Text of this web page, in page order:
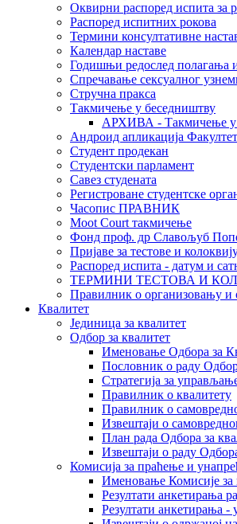
Оквирни распоред испита за
Распоред испитних рокова
Термини консултативне
Календар наставе
Годишњи редослед полагања
Спречавање сексуалног
Стручна пракса
Такмичење у беседништву
АРХИВА - Такмичење у
Андроид апликација
Студент продекан
Студентски парламент
Савез студената
Регистроване студентске
Часопис ПРАВНИК
Moot Court такмичење
Фонд проф. др Славољуб
Пријаве за тестове и
Распоред испита - датум и
ТЕРМИНИ ТЕСТОВА И
Правилник о организовању и
Квалитет
Јединица за квалитет
Одбор за квалитет
Именовање Одбора за
Пословник о раду
Стратегија за
Правилник о квалитету
Правилник о
Извештаји о
План рада Одбора за
Извештаји о раду
Комисија за праћење и
Именовање Комисије
Резултати анкетирања
Резултати анкетирања -